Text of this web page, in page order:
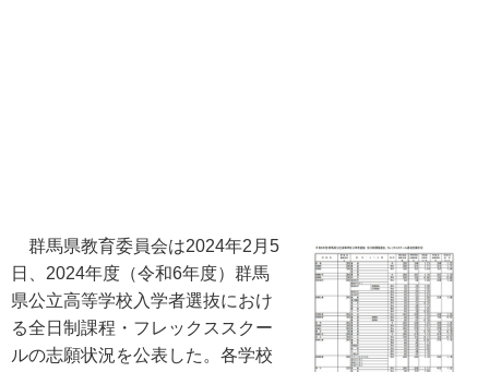
群馬県教育委員会は2024年2月5
日、2024年度（令和6年度）群馬
県公立高等学校入学者選抜におけ
る全日制課程・フレックススクー
ルの志願状況を公表した。各学校